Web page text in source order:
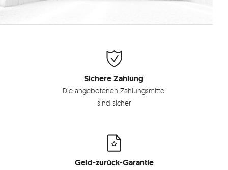
Sichere Zahlung
Die angebotenen Zahlungsmittel
sind sicher
Geld-zurück-Garantie